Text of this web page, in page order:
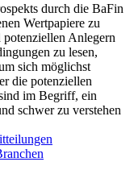
durch die BaFin
Wertpapiere zu
potenziellen Anlegern
zu lesen,
sich möglichst
die potenziellen
im Begriff, ein
schwer zu verstehen